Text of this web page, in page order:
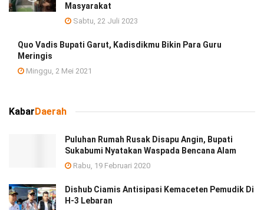
Masyarakat
Sabtu, 22 Juli 2023
Quo Vadis Bupati Garut, Kadisdikmu Bikin Para Guru
Meringis
Minggu, 2 Mei 2021
KabarDaerah
Puluhan Rumah Rusak Disapu Angin, Bupati
Sukabumi Nyatakan Waspada Bencana Alam
Rabu, 19 Februari 2020
Dishub Ciamis Antisipasi Kemaceten Pemudik Di
H-3 Lebaran